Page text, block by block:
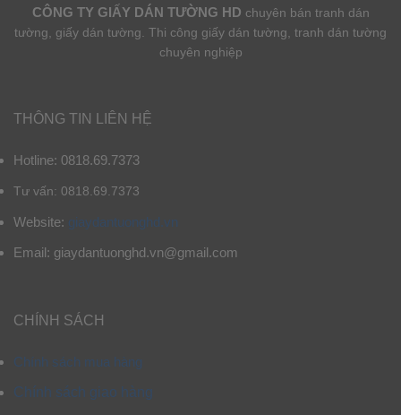
CÔNG TY GIẤY DÁN TƯỜNG HD chuyên bán tranh dán
tường, giấy dán tường. Thi công giấy dán tường, tranh dán tường
chuyên nghiệp
THÔNG TIN LIÊN HỆ
Hotline: 0818.69.7373
Tư vấn: 0818.69.7373
Website: giaydantuonghd.vn
Email: giaydantuonghd.vn@gmail.com
CHÍNH SÁCH
Chính sách mua hàng
Chính sách giao hàng